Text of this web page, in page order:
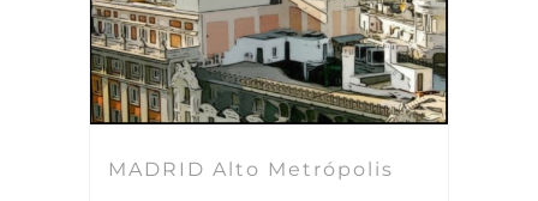
MADRID Alto Metrópolis